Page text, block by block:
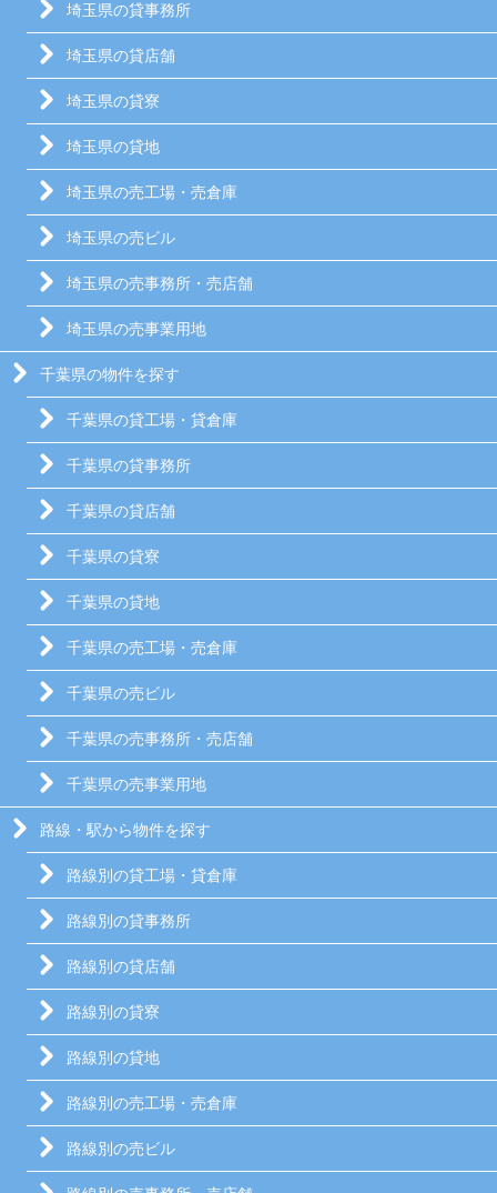
埼玉県の貸事務所
埼玉県の貸店舗
埼玉県の貸寮
埼玉県の貸地
埼玉県の売工場・売倉庫
埼玉県の売ビル
埼玉県の売事務所・売店舗
埼玉県の売事業用地
千葉県の物件を探す
千葉県の貸工場・貸倉庫
千葉県の貸事務所
千葉県の貸店舗
千葉県の貸寮
千葉県の貸地
千葉県の売工場・売倉庫
千葉県の売ビル
千葉県の売事務所・売店舗
千葉県の売事業用地
路線・駅から物件を探す
路線別の貸工場・貸倉庫
路線別の貸事務所
路線別の貸店舗
路線別の貸寮
路線別の貸地
路線別の売工場・売倉庫
路線別の売ビル